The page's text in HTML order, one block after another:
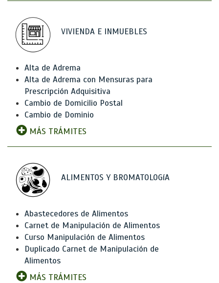
VIVIENDA E INMUEBLES
Alta de Adrema
Alta de Adrema con Mensuras para
Prescripción Adquisitiva
Cambio de Domicilio Postal
Cambio de Dominio
MÁS TRÁMITES
ALIMENTOS Y BROMATOLOGíA
Abastecedores de Alimentos
Carnet de Manipulación de Alimentos
Curso Manipulación de Alimentos
Duplicado Carnet de Manipulación de
Alimentos
MÁS TRÁMITES